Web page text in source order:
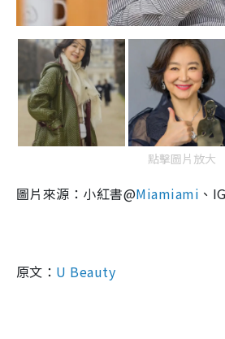
點擊圖片放大
圖片來源：小紅書@Miamiami 、
原文： U Beauty